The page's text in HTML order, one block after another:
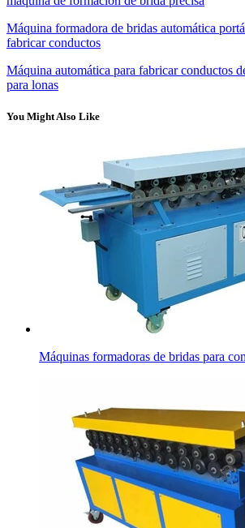
Máquina formadora de bridas automática
fabricar conductos
Máquina automática para fabricar conductos
para lonas
You Might Also Like
Máquinas formadoras de bridas para